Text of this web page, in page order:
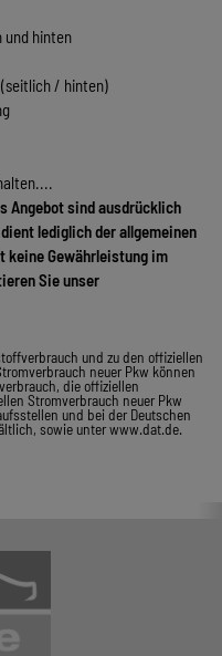
und hinten
/ hinten)
Angebot sind ausdrücklich
lediglich der allgemeinen
keine Gewährleistung im
Sie unser
und zu den offiziellen
neuer Pkw können
die offiziellen
Stromverbrauch neuer Pkw
und bei der Deutschen
sowie unter www.dat.de.